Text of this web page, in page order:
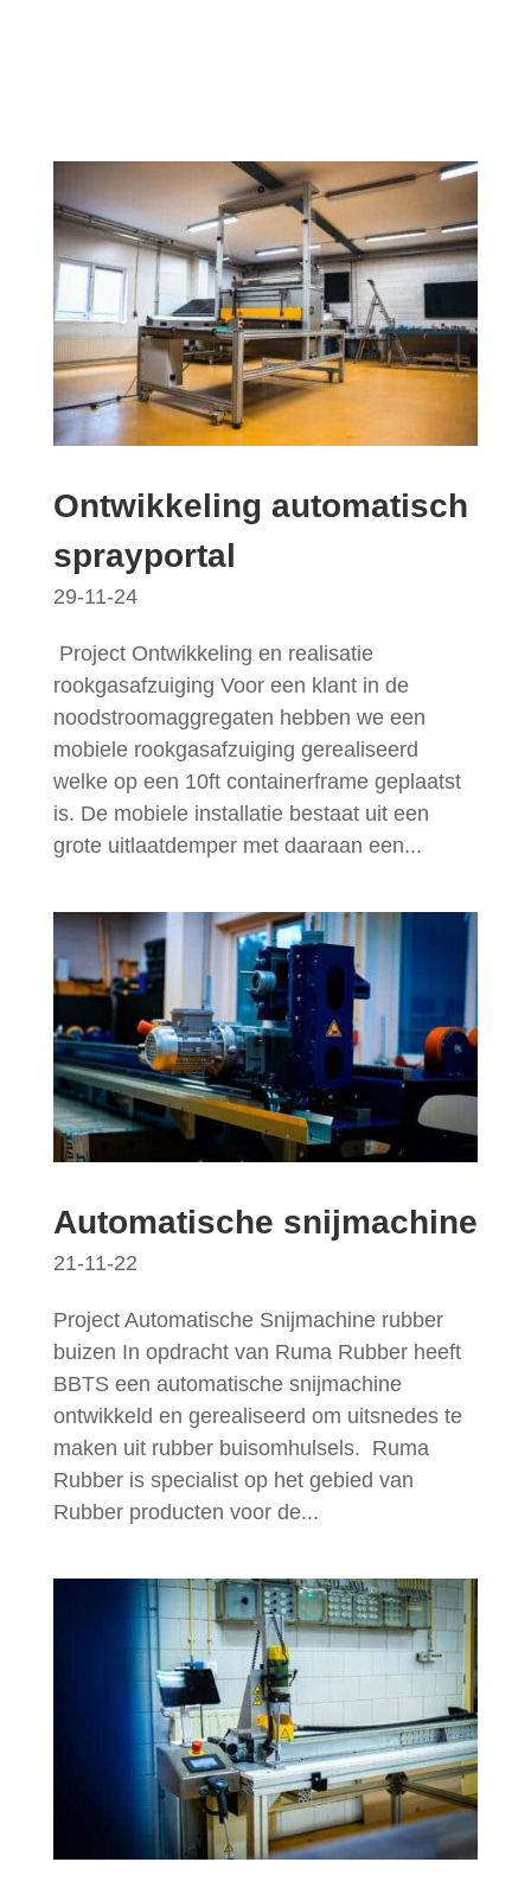
Ontwikkeling automatisch
sprayportal
29-11-24
Project Ontwikkeling en realisatie
rookgasafzuiging Voor een klant in de
noodstroomaggregaten hebben we een
mobiele rookgasafzuiging gerealiseerd
welke op een 10ft containerframe geplaatst
is. De mobiele installatie bestaat uit een
grote uitlaatdemper met daaraan een...
Automatische snijmachine
21-11-22
Project Automatische Snijmachine rubber
buizen In opdracht van Ruma Rubber heeft
BBTS een automatische snijmachine
ontwikkeld en gerealiseerd om uitsnedes te
maken uit rubber buisomhulsels. Ruma
Rubber is specialist op het gebied van
Rubber producten voor de...